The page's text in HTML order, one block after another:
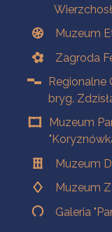
Muzeum
Zagroda
Regionalne
bryg.
Muzeum
Muzeum
Muzeum
Galeria